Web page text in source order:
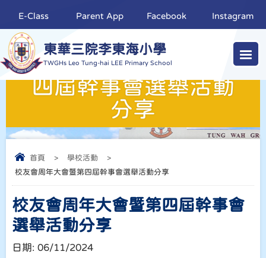
東華三院李東海小學
TWGHs Leo Tung-hai LEE Primary School
E-Class Parent App Facebook Instagram
校友會周年大會暨第
四屆幹事會選舉活動
分享
首頁 > 學校活動
>
校友會周年大會暨第四屆幹事會選舉活動分享
校友會周年大會暨第四屆幹事會
選舉活動分享
日期: 06/11/2024